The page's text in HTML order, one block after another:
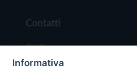
Contatti
Chi Siamo
Redazione
Informativa